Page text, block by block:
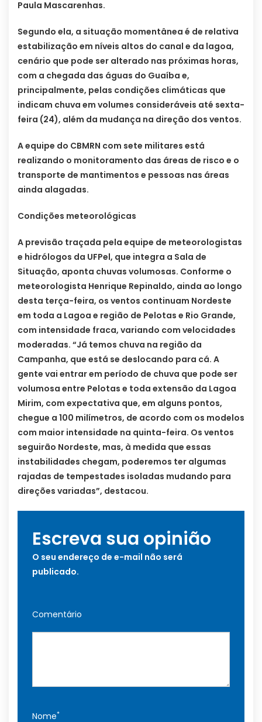
Paula Mascarenhas.
Segundo ela, a situação momentânea é de relativa
estabilização em níveis altos do canal e da lagoa,
cenário que pode ser alterado nas próximas horas,
com a chegada das águas do Guaíba e,
principalmente, pelas condições climáticas que
indicam chuva em volumes consideráveis até sexta-
feira (24), além da mudança na direção dos ventos.
A equipe do CBMRN com sete militares está
realizando o monitoramento das áreas de risco e o
transporte de mantimentos e pessoas nas áreas
ainda alagadas.
Condições meteorológicas
A previsão traçada pela equipe de meteorologistas
e hidrólogos da UFPel, que integra a Sala de
Situação, aponta chuvas volumosas. Conforme o
meteorologista Henrique Repinaldo, ainda ao longo
desta terça-feira, os ventos continuam Nordeste
em toda a Lagoa e região de Pelotas e Rio Grande,
com intensidade fraca, variando com velocidades
moderadas. “Já temos chuva na região da
Campanha, que está se deslocando para cá. A
gente vai entrar em período de chuva que pode ser
volumosa entre Pelotas e toda extensão da Lagoa
Mirim, com expectativa que, em alguns pontos,
chegue a 100 milímetros, de acordo com os modelos
com maior intensidade na quinta-feira. Os ventos
seguirão Nordeste, mas, à medida que essas
instabilidades chegam, poderemos ter algumas
rajadas de tempestades isoladas mudando para
direções variadas”, destacou.
Escreva sua opinião
O seu endereço de e-mail não será
publicado.
Comentário
Nome*